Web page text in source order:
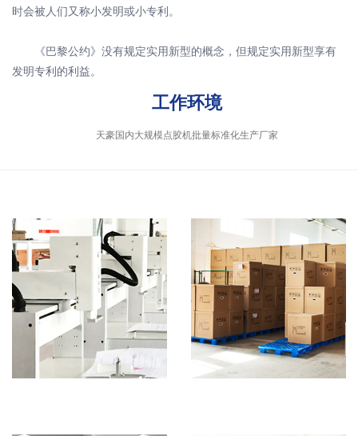
时会被人们又称小发明或小专利。
《巴黎公约》没有规定实用新型的概念，但规定实用新型享有
发明专利的利益。
工作环境
天豪国内大规模点胶机批量标准化生产厂家